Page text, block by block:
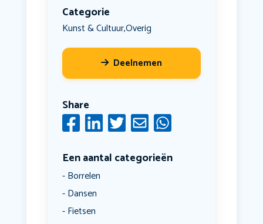
Categorie
Kunst & Cultuur,Overig
Deelnemen
Share
Een aantal categorieën
Borrelen
Dansen
Fietsen